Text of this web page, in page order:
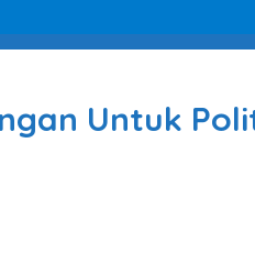
Untuk